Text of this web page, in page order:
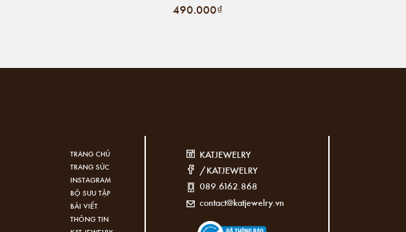
490.000₫
TRANG CHỦ
TRANG SỨC
INSTAGRAM
BỘ SƯU TẬP
BÀI VIẾT
THÔNG TIN
KATJEWELRY
/KATJEWELRY
089.6162.868
contact@katjewelry.vn